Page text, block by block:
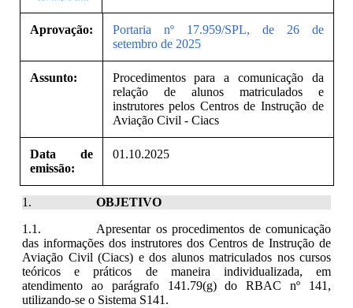
Aprovação:
Portaria nº 17.959/SPL, de 26 de
setembro de 2025
Assunto:
Procedimentos para a comunicação da
relação de alunos matriculados e
instrutores pelos Centros de Instrução de
Aviação Civil - Ciacs
Data de
emissão:
01.10.2025
OBJETIVO
Apresentar os procedimentos de comunicação
das informações dos instrutores dos Centros de Instrução de
Aviação Civil (Ciacs) e dos alunos matriculados nos cursos
teóricos e práticos de maneira individualizada, em
atendimento ao parágrafo 141.79(g) do RBAC nº 141,
utilizando-se o Sistema S141.